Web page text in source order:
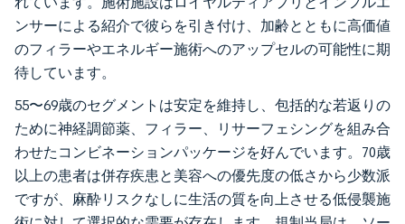
ンサーによる紹介で彼らを引き付け、加齢とともに高価値
のフィラーやエネルギー施術へのアップセルの可能性に期
待しています。
55〜69歳のセグメントは安定を維持し、包括的な若返りの
ために神経調節薬、フィラー、リサーフェシングを組み合
わせたコンビネーションパッケージを好んでいます。70歳
以上の患者は併存疾患と美容への優先度の低さから少数派
ですが、麻酔リスクなしに生活の質を向上させる低侵襲施